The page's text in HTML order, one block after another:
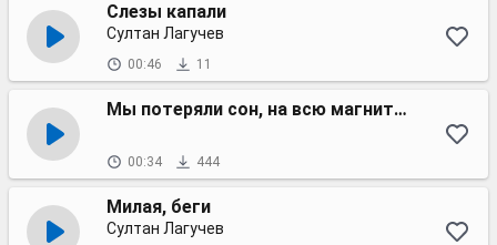
Слезы капали
Султан Лагучев
00:46 11
Мы потеряли сон, на всю магнитофон
00:34 444
Милая, беги
Султан Лагучев